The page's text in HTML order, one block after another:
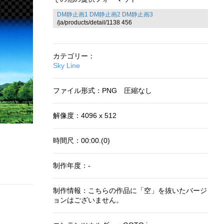
DM静止画1 DM静止画2 DM静止画3
/ja/products/detail/1138 456
カテゴリー：
Sky Line
ファイル形式：PNG 圧縮なし
解像度：4096 x 512
時間尺：00:00.(0)
制作年度：-
制作情報：こちらの作品に「空」を抜いたバージ
ョンはございません。